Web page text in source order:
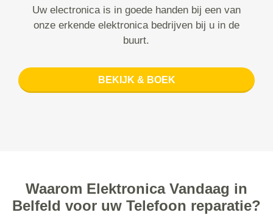
Uw electronica is in goede handen bij een van
onze erkende elektronica bedrijven bij u in de
buurt.
BEKIJK & BOEK
Waarom Elektronica Vandaag in
Belfeld voor uw Telefoon reparatie?